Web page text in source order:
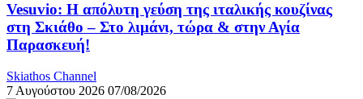
Vesuvio: Η απόλυτη γεύση της ιταλικής κουζίνας
στη Σκιάθο – Στο λιμάνι, τώρα & στην Αγία
Παρασκευή!
Skiathos Channel
7 Αυγούστου 2026 07/08/2026